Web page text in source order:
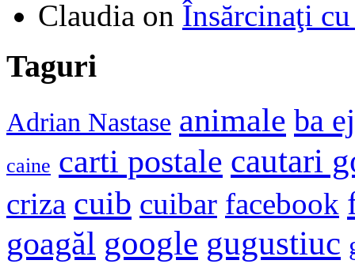
Claudia on Însărcinaţi
Taguri
Adrian Nastase animale ba
caine carti postale cautari
criza cuib cuibar facebook
goagăl google gugustiuc